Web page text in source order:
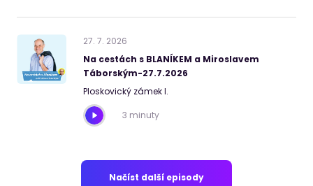
27. 7. 2026
Na cestách s BLANÍKEM a Miroslavem
Táborským-27.7.2026
Ploskovický zámek I.
3 minuty
Načíst další episody